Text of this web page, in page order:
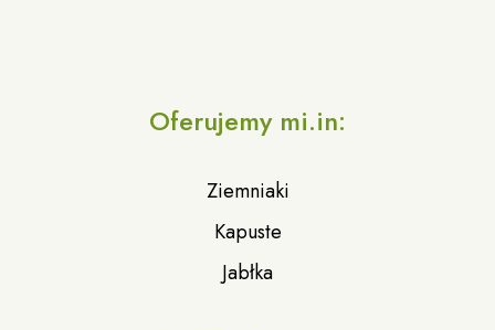
Oferujemy mi.in:
Ziemniaki
Kapuste
Jabłka